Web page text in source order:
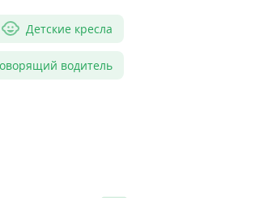
Детские кресла
водитель